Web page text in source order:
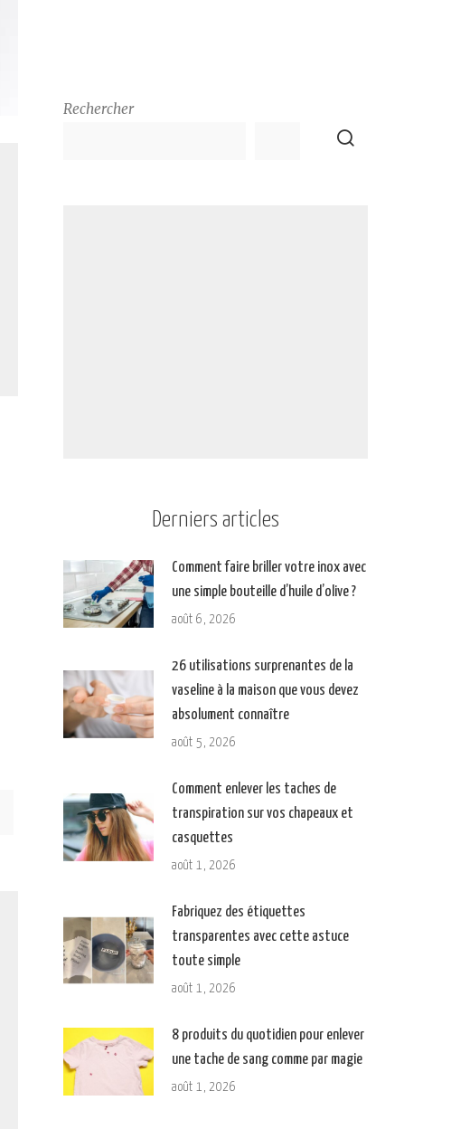
Rechercher
Derniers articles
Comment faire briller votre inox avec
une simple bouteille d’huile d’olive ?
août 6, 2026
26 utilisations surprenantes de la
vaseline à la maison que vous devez
absolument connaître
août 5, 2026
Comment enlever les taches de
transpiration sur vos chapeaux et
casquettes
août 1, 2026
Fabriquez des étiquettes
transparentes avec cette astuce
toute simple
août 1, 2026
8 produits du quotidien pour enlever
une tache de sang comme par magie
août 1, 2026